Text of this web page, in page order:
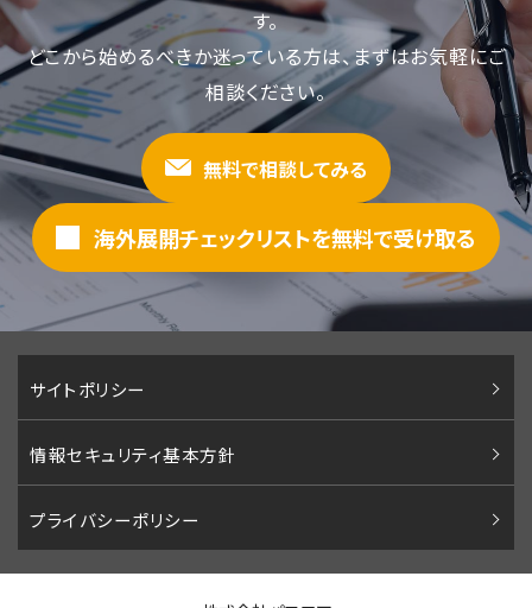
す。
どこから始めるべきか迷っている方は、まずはお気軽にご
相談ください。
無料で相談してみる
海外展開チェックリストを無料で受け取る
サイトポリシー
情報セキュリティ基本方針
プライバシーポリシー